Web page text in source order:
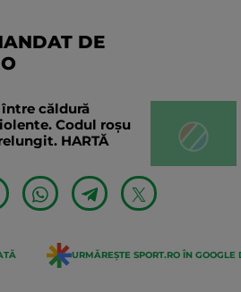
DE
căldură
Codul roșu
HARTĂ
URMĂREȘTE SPORT.RO ÎN GOOGLE